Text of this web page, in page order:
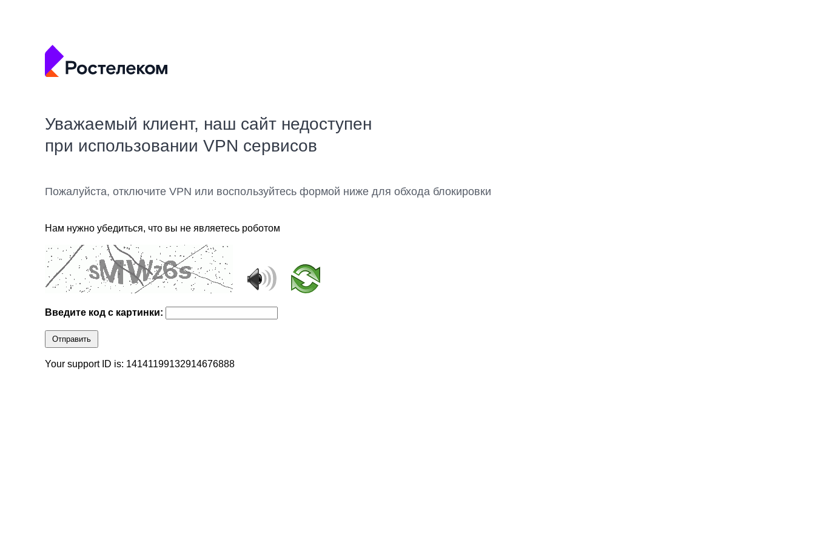
Уважаемый клиент, наш сайт недоступен
при использовании VPN сервисов
Пожалуйста, отключите VPN или воспользуйтесь формой ниже для обхода блокировки
Нам нужно убедиться, что вы не являетесь роботом
Введите код с картинки:
Отправить
Your support ID is: 14141199132914676888